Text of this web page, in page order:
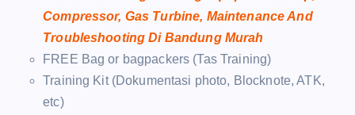
Compressor, Gas Turbine, Maintenance And
Troubleshooting Di Bandung Murah
FREE Bag or bagpackers (Tas Training)
Training Kit (Dokumentasi photo, Blocknote, ATK,
etc)